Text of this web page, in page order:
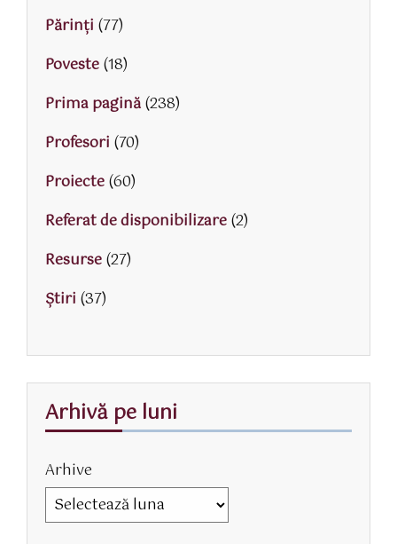
Părinţi (77)
Poveste(18)
Prima pagină(238)
Profesori (70)
Proiecte(60)
Referat de disponibilizare(2)
Resurse(27)
Știri (37)
Arhivă pe luni
Arhive